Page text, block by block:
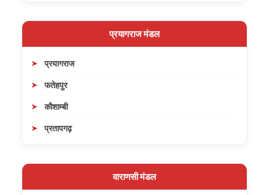
प्रयागराज मंडल
प्रयागराज
फतेहपुर
कौशाम्बी
प्रतापगढ़
वाराणसी मंडल